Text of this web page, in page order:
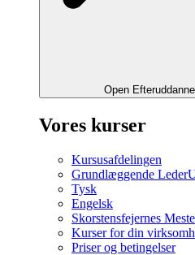
Open
Vores kurser
Kursusafdelingen
Grundlæggende
Tysk
Engelsk
Skorstensfejernes
Kurser for din
Priser og betingelser